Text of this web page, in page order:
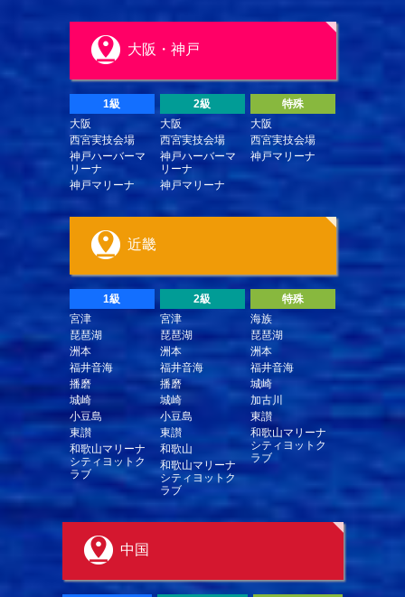
大阪・神戸
1級
大阪
西宮実技会場
神戸ハーバーマ
リーナ
神戸マリーナ
2級
大阪
西宮実技会場
神戸ハーバーマ
リーナ
神戸マリーナ
特殊
大阪
西宮実技会場
神戸マリーナ
近畿
1級
宮津
琵琶湖
洲本
福井音海
播磨
城崎
小豆島
東讃
和歌山マリーナ
シティヨットク
ラブ
2級
宮津
琵琶湖
洲本
福井音海
播磨
城崎
小豆島
東讃
和歌山
和歌山マリーナ
シティヨットク
ラブ
特殊
海族
琵琶湖
洲本
福井音海
城崎
加古川
東讃
和歌山マリーナ
シティヨットク
ラブ
中国